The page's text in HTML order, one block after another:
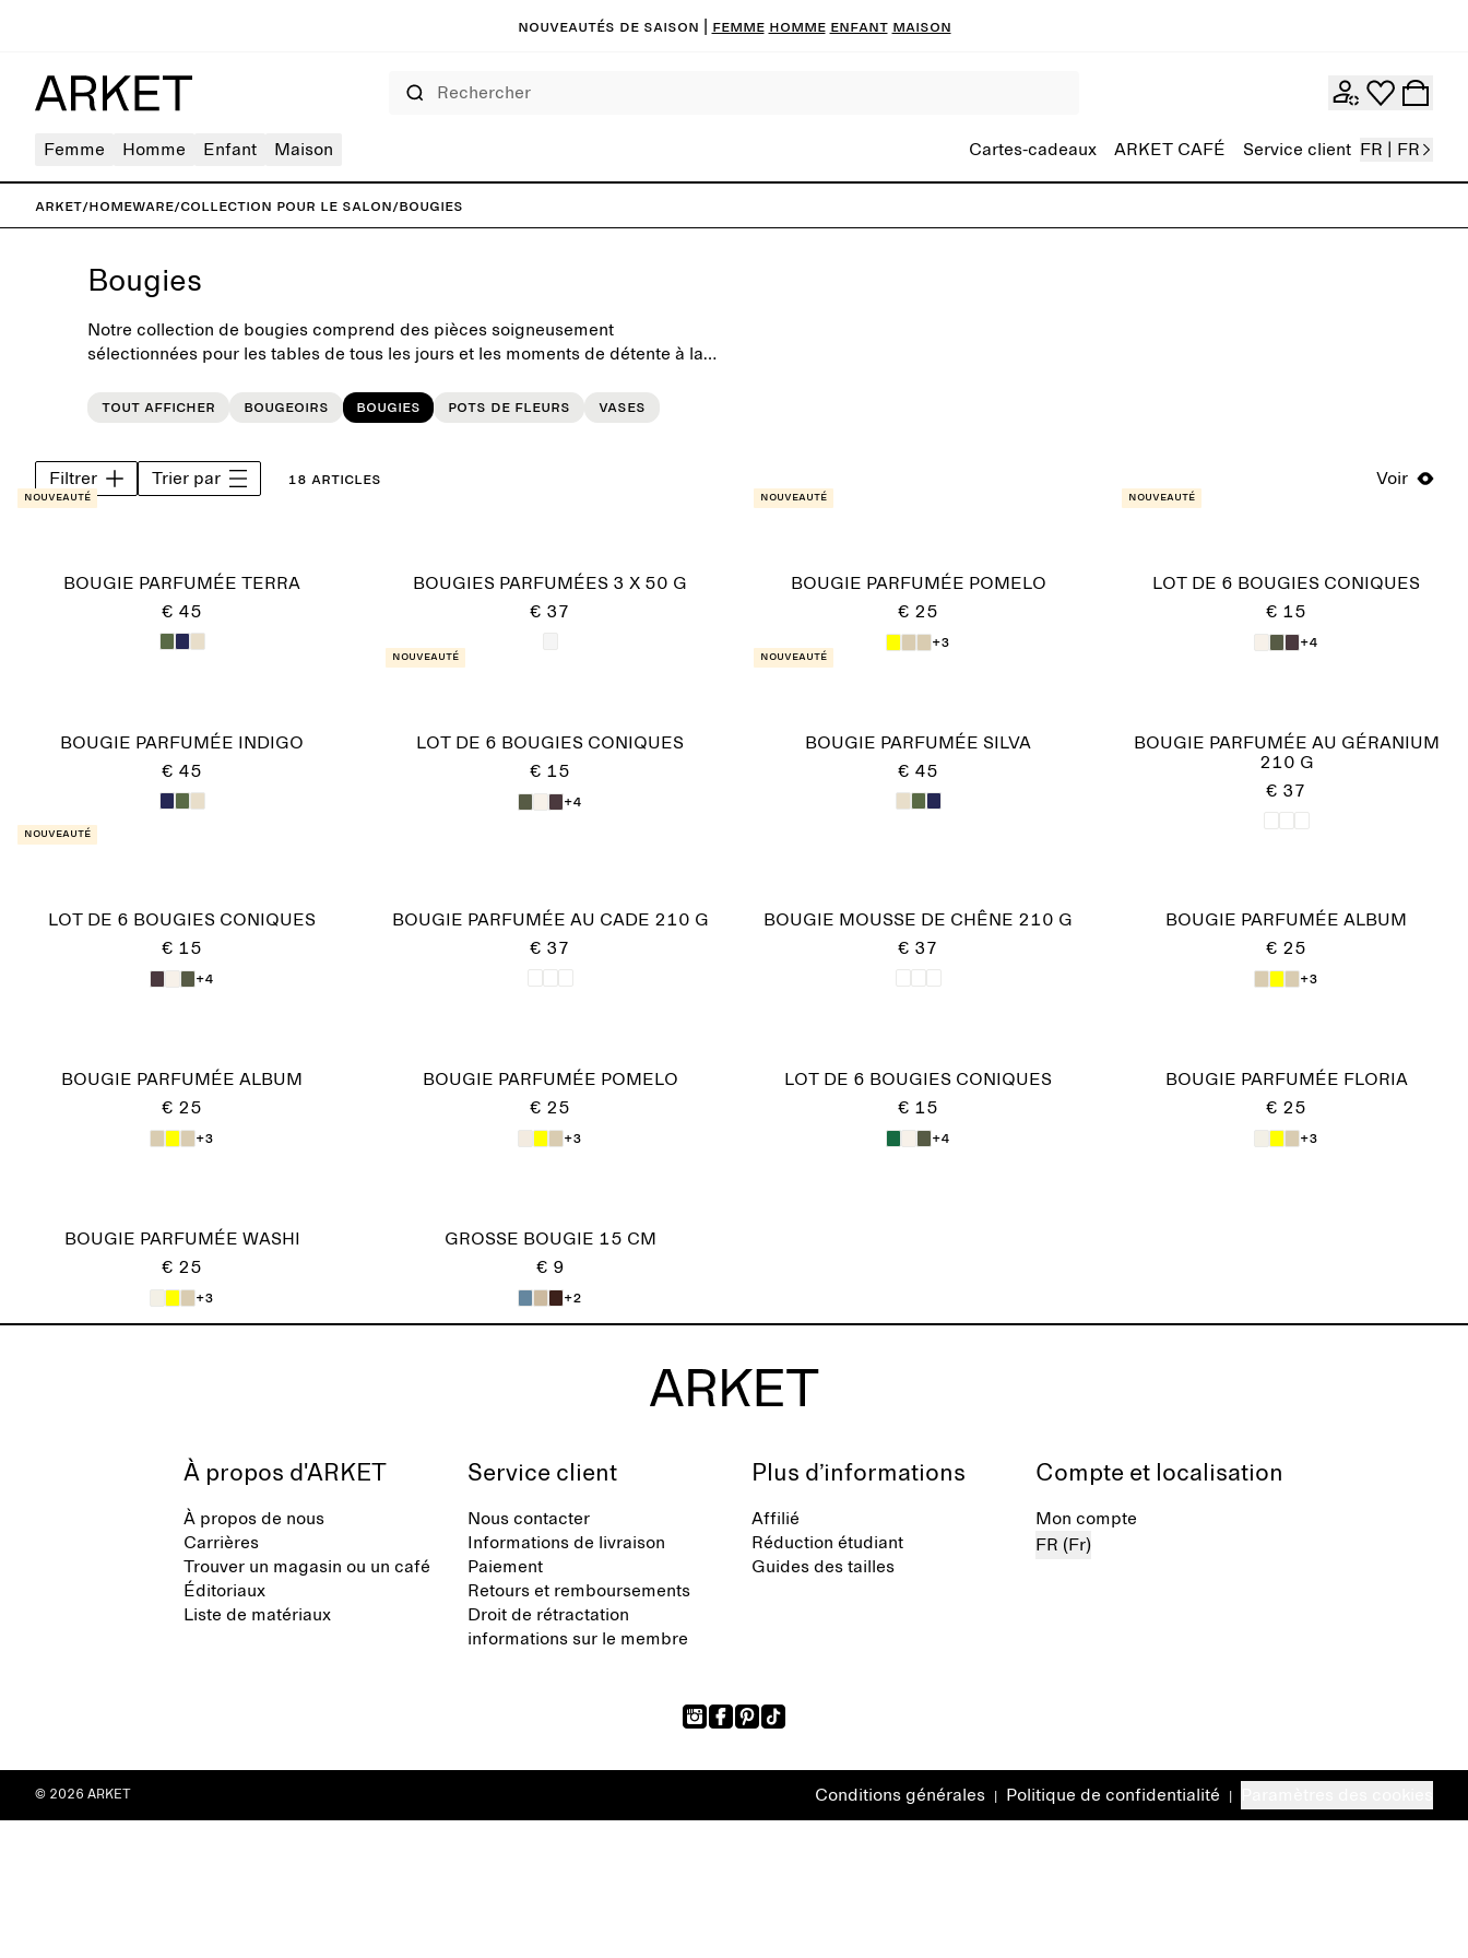
Nouveautés de saison FEMME HOMME ENFANT MAISON
Femme Homme Enfant Maison Cartes-cadeaux ARKET CAFÉ Service client FR | FR
ARKET/Homeware/Collection pour le salon/Bougies
Bougies
Notre collection de bougies comprend des pièces soigneusement
sélectionnées pour les tables de tous les jours et les moments de détente à la
une touche de personnalité à votre décoration intérieure.
Tout afficher Bougeoirs Bougies Pots de fleurs Vases
Filtrer Trier par 18 articles Voir
Nouveauté
BOUGIE PARFUMÉE TERRA
€ 45
BOUGIES PARFUMÉES 3 X 50 G
€ 37
Nouveauté
BOUGIE PARFUMÉE POMELO
€ 25
+3
Nouveauté
LOT DE 6 BOUGIES CONIQUES
€ 15
+4
BOUGIE PARFUMÉE INDIGO
€ 45
Nouveauté
LOT DE 6 BOUGIES CONIQUES
€ 15
+4
Nouveauté
BOUGIE PARFUMÉE SILVA
€ 45
BOUGIE PARFUMÉE AU GÉRANIUM
210 G
€ 37
Nouveauté
LOT DE 6 BOUGIES CONIQUES
€ 15
+4
BOUGIE PARFUMÉE AU CADE 210 G
€ 37
BOUGIE MOUSSE DE CHÊNE 210 G
€ 37
BOUGIE PARFUMÉE ALBUM
€ 25
+3
BOUGIE PARFUMÉE ALBUM
€ 25
+3
BOUGIE PARFUMÉE POMELO
€ 25
+3
LOT DE 6 BOUGIES CONIQUES
€ 15
+4
BOUGIE PARFUMÉE FLORIA
€ 25
+3
BOUGIE PARFUMÉE WASHI
€ 25
+3
GROSSE BOUGIE 15 CM
€ 9
+2
À propos d'ARKET
À propos de nous
Carrières
Trouver un magasin ou un café
Éditoriaux
Liste de matériaux
Service client
Nous contacter
Informations de livraison
Paiement
Retours et remboursements
Droit de rétractation
informations sur le membre
Plus d’informations
Affilié
Réduction étudiant
Guides des tailles
Compte et localisation
Mon compte
FR (Fr)
Conditions générales Politique de confidentialité
© 2026 ARKET